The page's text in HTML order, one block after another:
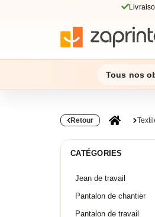
Tous nos
Retour
CATÉGORIES
Jean de travail
Pantalon de chantier
Pantalon de travail